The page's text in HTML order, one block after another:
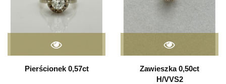
Pierścionek 0,57ct
Zawieszka 0,50ct
H/VVS2